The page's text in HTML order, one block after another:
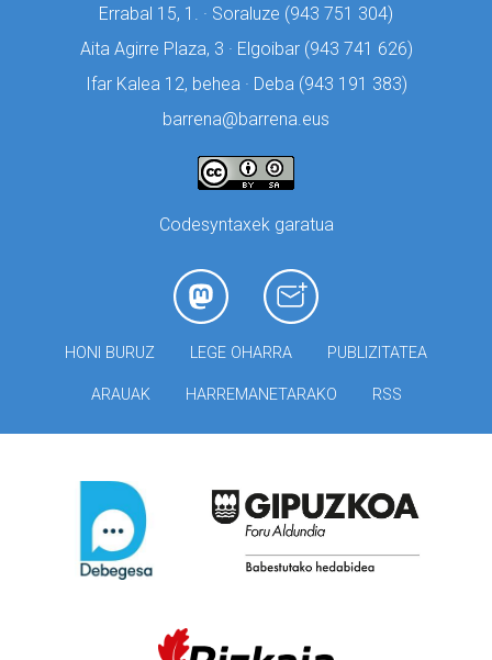
Errabal 15, 1. · Soraluze (943 751 304)
Aita Agirre Plaza, 3 · Elgoibar (943 741 626)
Ifar Kalea 12, behea · Deba (943 191 383)
barrena@barrena.eus
Codesyntaxek garatua
HONI BURUZ LEGE OHARRA PUBLIZITATEA
ARAUAK HARREMANETARAKO RSS